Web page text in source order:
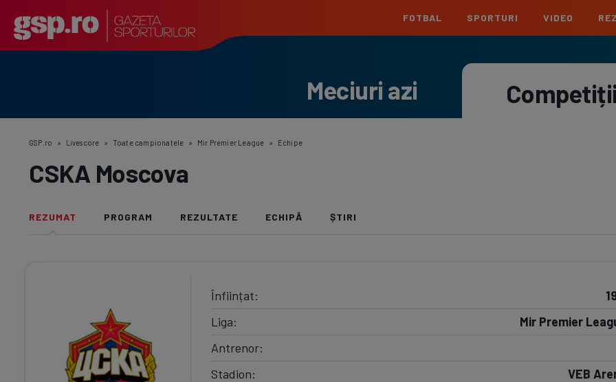
FOTBAL
Clasament
Liga 2
Echipe
Echipe
SPORTURI VIDEO
Meciuri azi
GSP.ro » Livescore » Toate campionatele » Mir Premier League » Echipe
CSKA Moscova
REZUMAT PROGRAM REZULTATE ECHIPĂ ȘTIRI
Înființat
Liga
Mir Premier
Antrenor
Stadion
VEB